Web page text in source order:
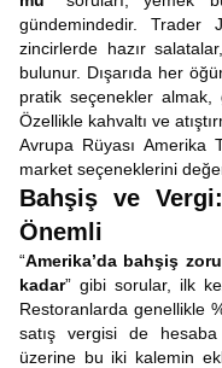
gündemindedir. Trader
zincirlerde hazır
bulunur. Dışarıda her
pratik seçenekler almak,
Özellikle kahvaltı ve
Avrupa Rüyası Amerika
market seçeneklerini
Bahşiş ve
Önemli
“Amerika’da bahşiş
kadar” gibi sorular, ilk
Restoranlarda genellikle
satış vergisi de hesaba
üzerine bu iki kalemin